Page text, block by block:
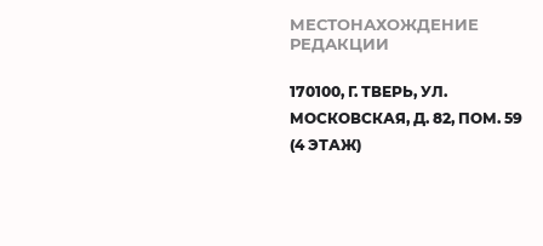
МЕСТОНАХОЖДЕНИЕ
РЕДАКЦИИ
170100, Г. ТВЕРЬ, УЛ.
МОСКОВСКАЯ, Д. 82, ПОМ. 59
(4 ЭТАЖ)